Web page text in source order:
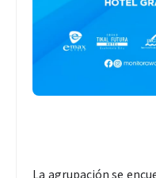
La agrupación se